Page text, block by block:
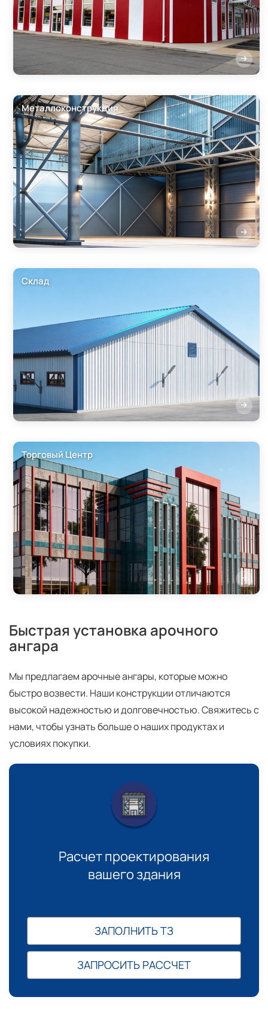
Металлоконструкция
Склад
Торговый Центр
Быстрая установка арочного
ангара
Мы предлагаем арочные ангары, которые можно
быстро возвести. Наши конструкции отличаются
высокой надежностью и долговечностью. Свяжитесь с
нами, чтобы узнать больше о наших продуктах и
условиях покупки.
Расчет проектирования
вашего здания
ЗАПОЛНИТЬ ТЗ
ЗАПРОСИТЬ РАССЧЕТ